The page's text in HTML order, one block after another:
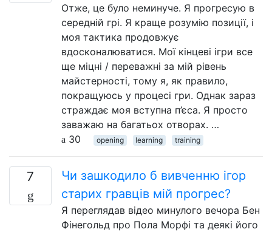
Отже, це було неминуче. Я прогресую в
середній грі. Я краще розумію позиції, і
моя тактика продовжує
вдосконалюватися. Мої кінцеві ігри все
ще міцні / переважні за мій рівень
майстерності, тому я, як правило,
покращуюсь у процесі гри. Однак зараз
страждає моя вступна п’єса. Я просто
заважаю на багатьох отворах. …
30
opening learning training
7
Чи зашкодило б вивченню ігор
старих гравців мій прогрес?
Я переглядав відео минулого вечора Бен
Фінегольд про Пола Морфі та деякі його